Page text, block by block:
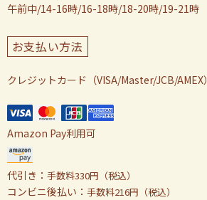
午前中/14-16時/16-18時/18-20時/19-21時
お支払い方法
クレジットカード（VISA/Master/JCB/AMEX）
Amazon Pay利用可
代引き： 手数料330円（税込）
コンビニ後払い： 手数料216円（税込）